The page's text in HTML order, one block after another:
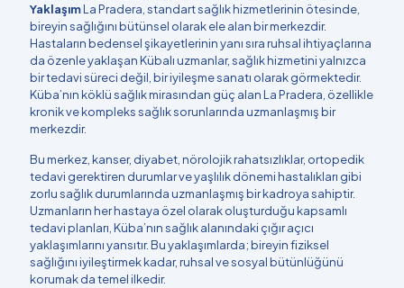
YaklaşımLa Pradera, standart sağlık hizmetlerinin ötesinde,
bireyin sağlığını bütünsel olarak ele alan bir merkezdir.
Hastaların bedensel şikayetlerinin yanı sıra ruhsal ihtiyaçlarına
da özenle yaklaşan Kübalı uzmanlar, sağlık hizmetini yalnızca
bir tedavi süreci değil, bir iyileşme sanatı olarak görmektedir.
Küba’nın köklü sağlık mirasından güç alan La Pradera, özellikle
kronik ve kompleks sağlık sorunlarında uzmanlaşmış bir
merkezdir.
Bu merkez, kanser, diyabet, nörolojik rahatsızlıklar, ortopedik
tedavi gerektiren durumlar ve yaşlılık dönemi hastalıkları gibi
zorlu sağlık durumlarında uzmanlaşmış bir kadroya sahiptir.
Uzmanların her hastaya özel olarak oluşturduğu kapsamlı
tedavi planları, Küba’nın sağlık alanındaki çığır açıcı
yaklaşımlarını yansıtır. Bu yaklaşımlarda; bireyin fiziksel
sağlığını iyileştirmek kadar, ruhsal ve sosyal bütünlüğünü
korumak da temel ilkedir.